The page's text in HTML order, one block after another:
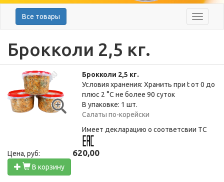
Меню
Все товары
Брокколи 2,5 кг.
Брокколи 2,5 кг.
Условия хранения: Хранить при t от 0 до
плюс 2 °C не более 90 суток
В упаковке: 1 шт.
Салаты по-корейски
Имеет декларацию о соответсвии ТС
Цена, руб: 620,00
В корзину